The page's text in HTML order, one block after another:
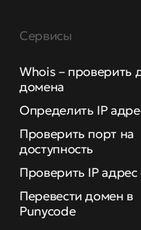
Сервисы
Whois – проверить
домена
Определить IP
Проверить порт на
доступность
Проверить IP адрес
Перевести домен в
Punycode